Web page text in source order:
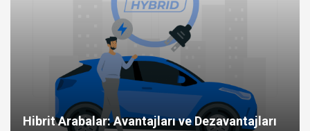
Hibrit Arabalar: Avantajları ve Dezavantajları